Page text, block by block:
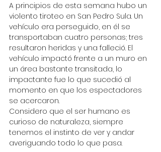
A principios de esta semana hubo un
violento tiroteo en San Pedro Sula. Un
vehículo era perseguido, en él se
transportaban cuatro personas; tres
resultaron heridas y una falleció. El
vehículo impactó frente a un muro en
un área bastante transitada, lo
impactante fue lo que sucedió al
momento en que los espectadores
se acercaron.
Considero que el ser humano es
curioso de naturaleza, siempre
tenemos el instinto de ver y andar
averiguando todo lo que pasa.